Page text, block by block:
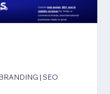
in WIX STUDIO | BRANDING | SEO